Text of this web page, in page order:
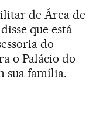
de Área de
que está
do
o Palácio do
sua família.